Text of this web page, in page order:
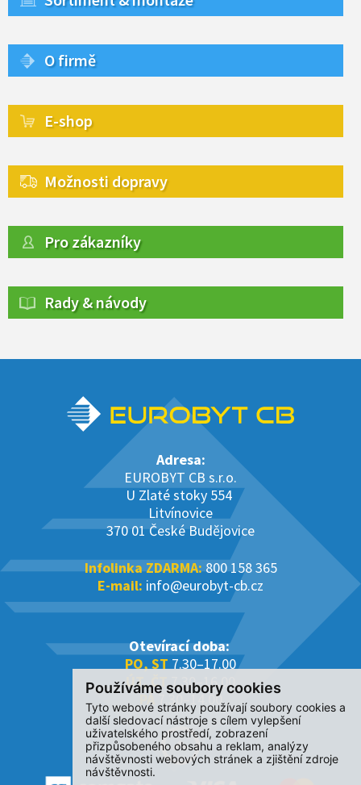
Používáme soubory cookies
Tyto webové stránky používají soubory cookies a
další sledovací nástroje s cílem vylepšení
uživatelského prostředí, zobrazení
přizpůsobeného obsahu a reklam, analýzy
návštěvnosti webových stránek a zjištění zdroje
návštěvnosti.
O firmě
E-shop
Možnosti dopravy
Pro zákazníky
Rady & návody
Adresa:
EUROBYT CB s.r.o.
U Zlaté stoky 554
Litvínovice
370 01 České Budějovice
Infolinka ZDARMA:800 158 365
E-mail: info@eurobyt-cb.cz
Otevírací doba:
PO, ST 7.30–17.00
ÚT, ČT7.30–16.00
PÁ7.30–14.00